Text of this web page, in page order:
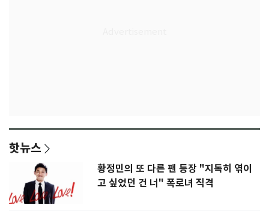
핫뉴스
황정민의 또 다른 팬 등장 "지독히 엮이
고 싶었던 건 너" 폭로녀 직격